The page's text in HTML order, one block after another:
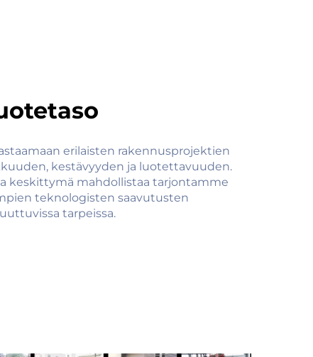
erilaisten rakennusprojektien
kestävyyden ja luotettavuuden.
keskittymä mahdollistaa tarjontamme
teknologisten saavutusten
tarpeissa.